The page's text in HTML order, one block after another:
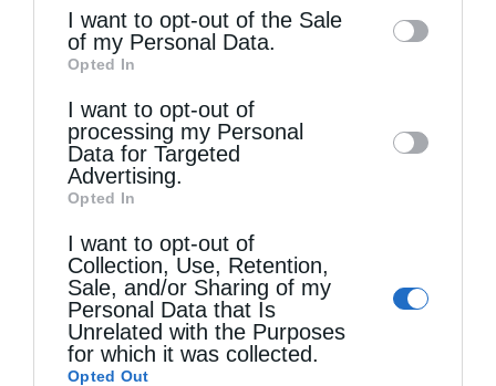
information may also be disclosed by us to
third parties on theIAB’s List of
Downstream Participants
disclose it to other third parties.
I want to opt-out of the Sale
of my Personal Data.
Opted In
I want to opt-out of
processing my Personal
Data for Targeted
Advertising.
Opted In
I want to opt-out of
Collection, Use, Retention,
Sale, and/or Sharing of my
Personal Data that Is
Unrelated with the Purposes
for which it was collected.
Opted Out
Ο Θεός φα­νε­ρώ­νει την φι­λαν­θρω­πία Του
Περί διακονίας